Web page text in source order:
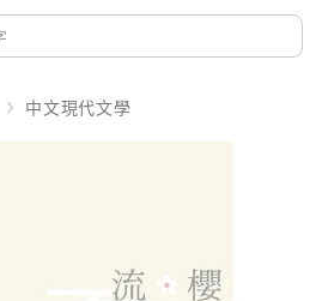
中文現代文學